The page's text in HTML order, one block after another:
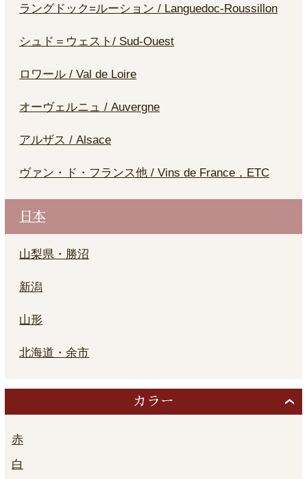
ラングドック=ルーション / Languedoc-Roussillon
シュド＝ウェスト/ Sud-Ouest
ロワール / Val de Loire
オーヴェルニュ / Auvergne
アルザス / Alsace
ヴァン・ド・フランス他 / Vins de France，ETC
日本
山梨県・勝沼
新潟
山形
北海道・余市
カラー
赤
白